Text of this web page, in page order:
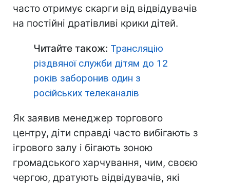
часто отримує скарги від відвідувачів
на постійні дратівливі крики дітей.
Читайте також: Трансляцію
різдвяної служби дітям до 12
років заборонив один з
російських телеканалів
Як заявив менеджер торгового
центру, діти справді часто вибігають з
ігрового залу і бігають зоною
громадського харчування, чим, своєю
чергою, дратують відвідувачів, які